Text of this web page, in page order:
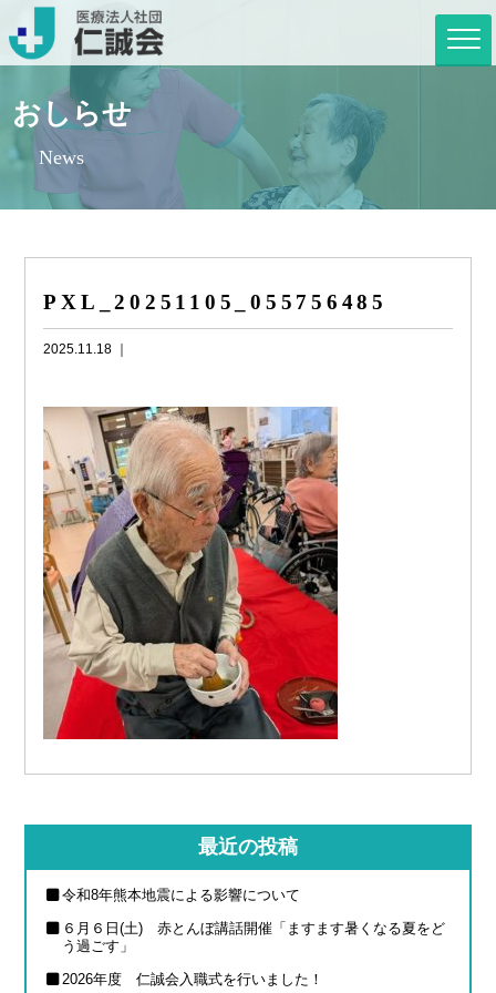
おしらせ
News
PXL_20251105_055756485
2025.11.18 ｜
最近の投稿
令和8年熊本地震による影響について
６月６日(土) 赤とんぼ講話開催「ますます暑くなる夏をど
う過ごす」
2026年度 仁誠会入職式を行いました！